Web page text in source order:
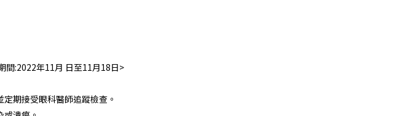
間:2022年11月 日至11月18日>
期接受眼科醫師追蹤檢查。